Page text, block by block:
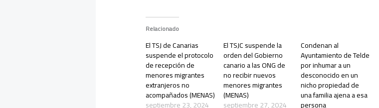
Relacionado
El TSJ de Canarias
suspende el protocolo
de recepción de
menores migrantes
extranjeros no
acompañados (MENAS)
septiembre 23, 2024
El TSJC suspende la
orden del Gobierno
canario a las ONG de
no recibir nuevos
menores migrantes
(MENAS)
septiembre 27, 2024
Condenan al
Ayuntamiento de Telde
por inhumar a un
desconocido en un
nicho propiedad de
una familia ajena a esa
persona